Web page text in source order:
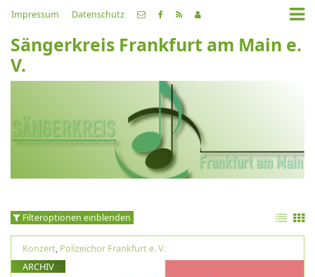
Impressum Datenschutz
Sängerkreis Frankfurt am Main e.
V.
Filteroptionen einblenden
Konzert, Polizeichor Frankfurt e. V.
ARCHIV